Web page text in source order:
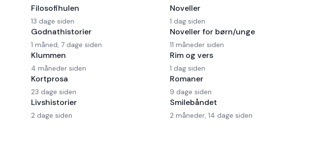
Filosofihulen
13 dage siden
Godnathistorier
1 måned, 7 dage siden
Klummen
4 måneder siden
Kortprosa
23 dage siden
Livshistorier
2 dage siden
Noveller
1 dag siden
Noveller for børn/unge
11 måneder siden
Rim og vers
1 dag siden
Romaner
9 dage siden
Smilebåndet
2 måneder, 14 dage siden